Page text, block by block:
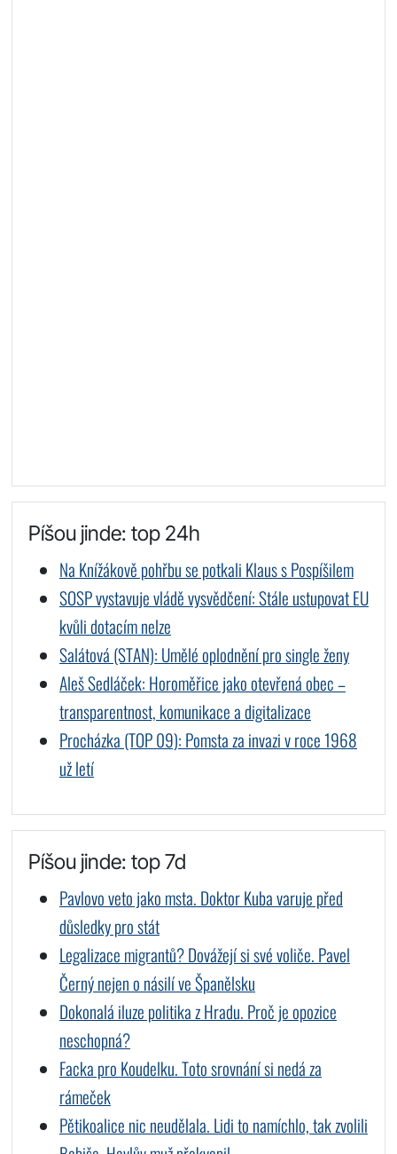
Píšou jinde: top 24h
Na Knížákově pohřbu se potkali Klaus s Pospíšilem
SOSP vystavuje vládě vysvědčení: Stále ustupovat EU
kvůli dotacím nelze
Salátová (STAN): Umělé oplodnění pro single ženy
Aleš Sedláček: Horoměřice jako otevřená obec –
transparentnost, komunikace a digitalizace
Procházka (TOP 09): Pomsta za invazi v roce 1968
už letí
Píšou jinde: top 7d
Pavlovo veto jako msta. Doktor Kuba varuje před
důsledky pro stát
Legalizace migrantů? Dovážejí si své voliče. Pavel
Černý nejen o násilí ve Španělsku
Dokonalá iluze politika z Hradu. Proč je opozice
neschopná?
Facka pro Koudelku. Toto srovnání si nedá za
rámeček
Pětikoalice nic neudělala. Lidi to namíchlo, tak zvolili